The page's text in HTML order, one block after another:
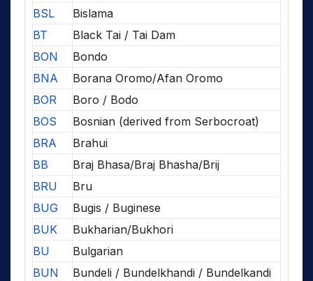
BSL
Bislama
BT
Black Tai / Tai Dam
BON
Bondo
BNA
Borana Oromo/Afan Oromo
BOR
Boro / Bodo
BOS
Bosnian (derived from Serbocroat)
BRA
Brahui
BB
Braj Bhasa/Braj Bhasha/Brij
BRU
Bru
BUG
Bugis / Buginese
BUK
Bukharian/Bukhori
BU
Bulgarian
BUN
Bundeli / Bundelkhandi / Bundelkandi